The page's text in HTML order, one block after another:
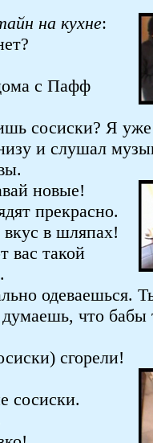
на кухне:
с Пафф
сосиски? Я
и слушал
новые!
прекрасно.
в шляпах!
вас такой
одеваешься.
что бабы
сгорели!
сосиски.